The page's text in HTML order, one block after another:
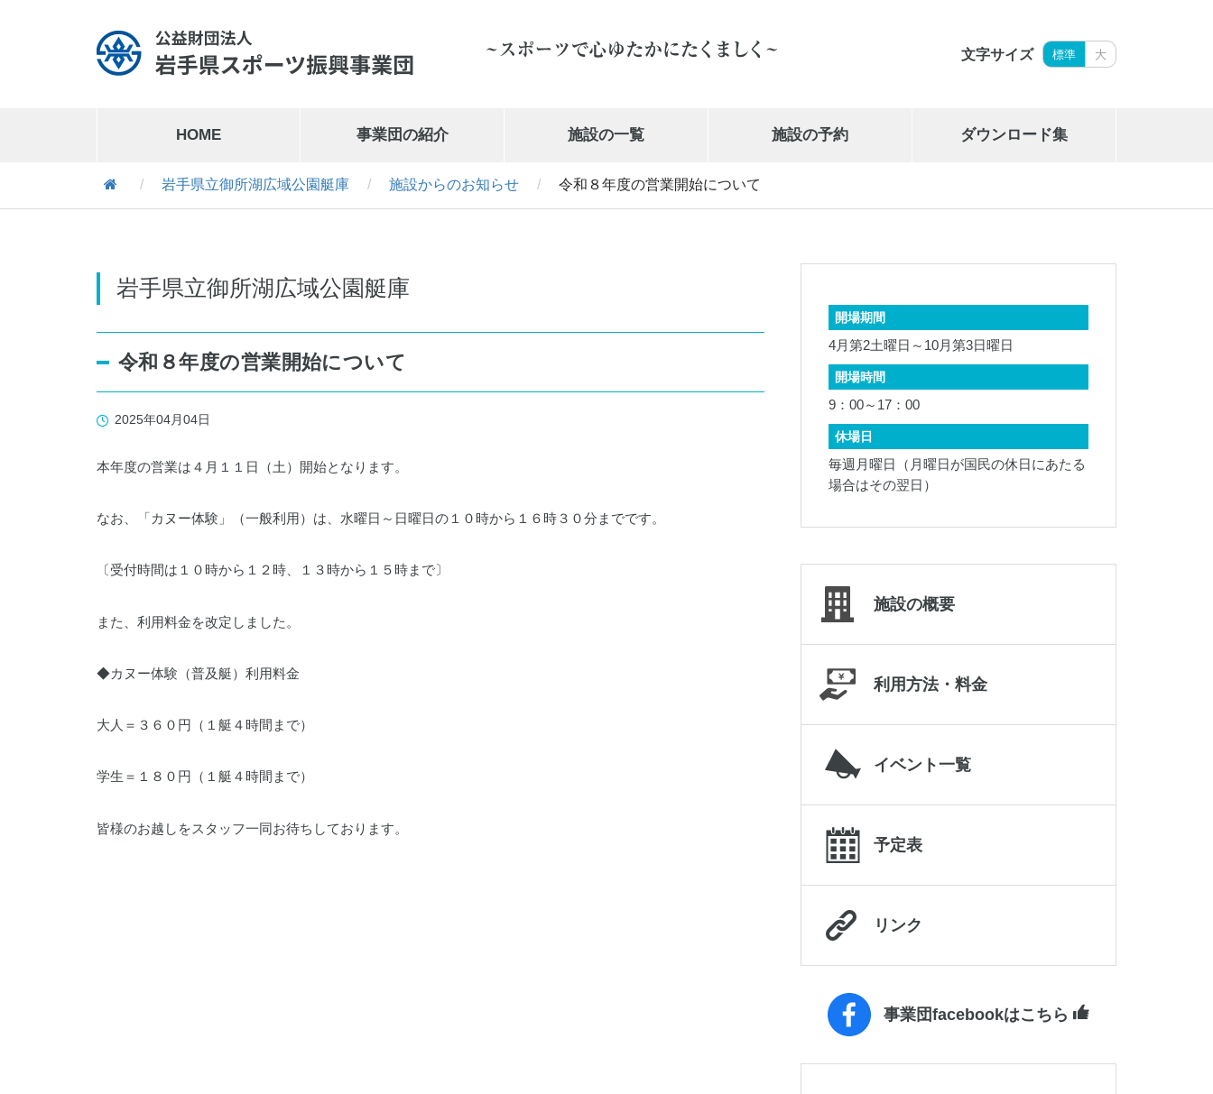
文字サイズ 標準 大
HOME 事業団の紹介 施設の一覧 施設の予約 ダウンロード集
019-641-8302
019-689-2265
岩手県勤労身体障がい者体育館
019-645-2187
WADOパーク花巻
0195-23-9511
/ 岩手県立御所湖広域公園艇庫 / 施設からのお知らせ / 令和８年度の営業開始について
岩手県立御所湖広域公園艇庫
令和８年度の営業開始について
2025年04月04日
本年度の営業は４月１１日（土）開始となります。
なお、「カヌー体験」（一般利用）は、水曜日～日曜日の１０時から１６時３０分までです。
〔受付時間は１０時から１２時、１３時から１５時まで〕
また、利用料金を改定しました。
◆カヌー体験（普及艇）利用料金
大人＝３６０円（１艇４時間まで）
学生＝１８０円（１艇４時間まで）
皆様のお越しをスタッフ一同お待ちしております。
開場期間
4月第2土曜日～10月第3日曜日
開場時間
9：00～17：00
休場日
毎週月曜日（月曜日が国民の休日にあたる
場合はその翌日）
施設の概要
利用方法・料金
イベント一覧
予定表
リンク
事業団facebookはこちら